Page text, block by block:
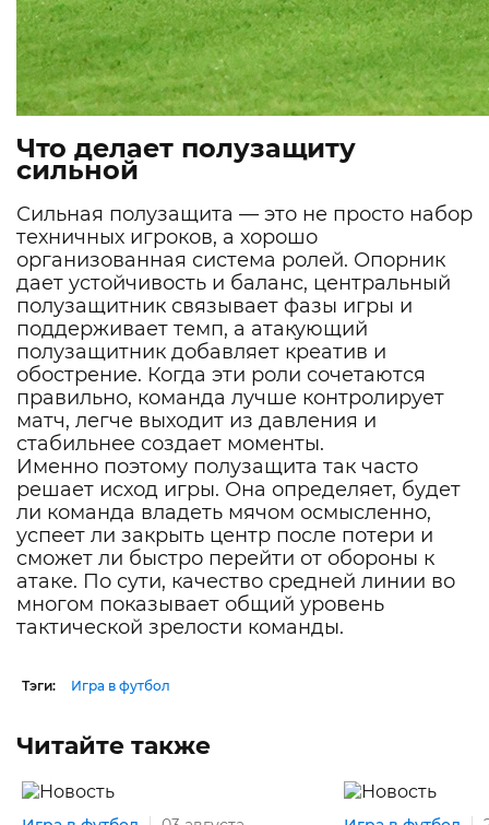
Что делает полузащиту
сильной
Сильная полузащита — это не просто набор
техничных игроков, а хорошо
организованная система ролей. Опорник
дает устойчивость и баланс, центральный
полузащитник связывает фазы игры и
поддерживает темп, а атакующий
полузащитник добавляет креатив и
обострение. Когда эти роли сочетаются
правильно, команда лучше контролирует
матч, легче выходит из давления и
стабильнее создает моменты.
Именно поэтому полузащита так часто
решает исход игры. Она определяет, будет
ли команда владеть мячом осмысленно,
успеет ли закрыть центр после потери и
сможет ли быстро перейти от обороны к
атаке. По сути, качество средней линии во
многом показывает общий уровень
тактической зрелости команды.
Тэги: Игра в футбол
Читайте также